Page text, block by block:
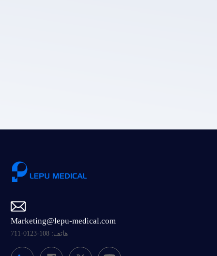
Marketing@lepu-medical.com
هاتف: 108-0123-711